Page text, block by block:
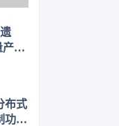
，
布式
功能